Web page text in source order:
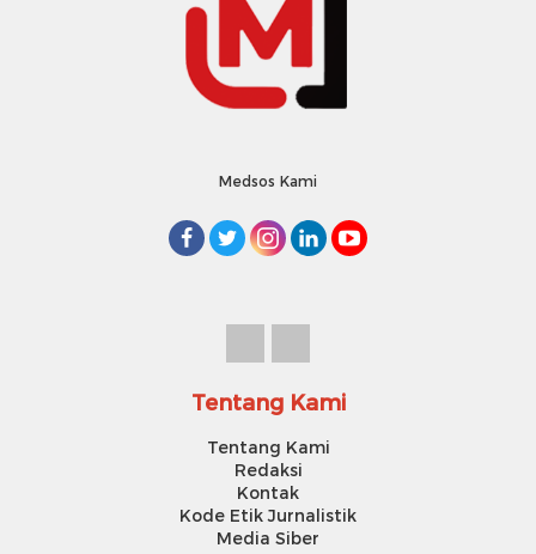
Medsos Kami
Tentang Kami
Tentang Kami
Redaksi
Kontak
Kode Etik Jurnalistik
Media Siber